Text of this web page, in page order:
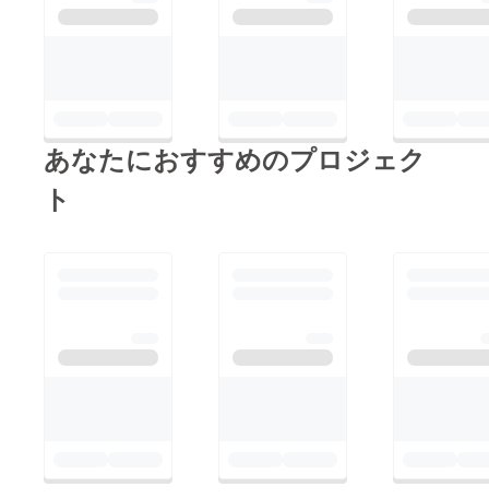
あなたにおすすめのプロジェク
ト